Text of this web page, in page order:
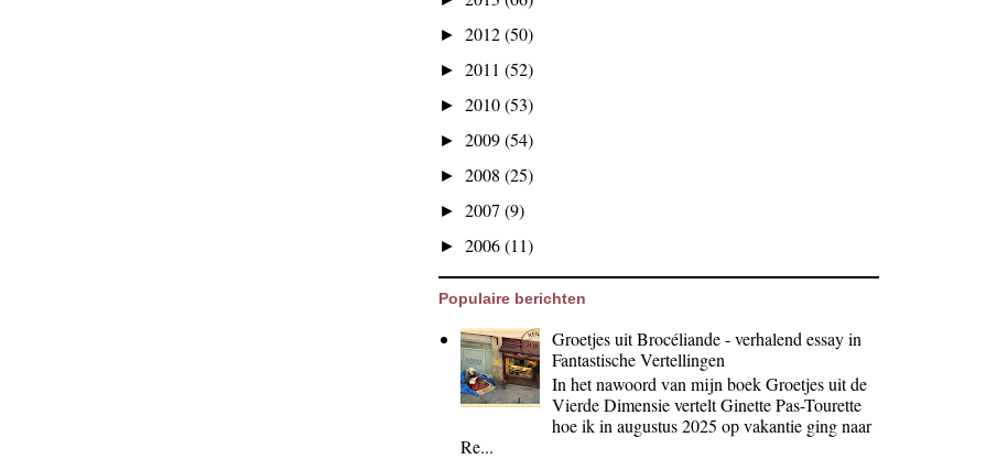
► 2012(50)
► 2011 (52)
► 2010(53)
► 2009(54)
► 2008 (25)
► 2007 (9)
► 2006(11)
Populaire berichten
Groetjes uit Brocéliande - verhalend essay in
Fantastische Vertellingen
In het nawoord van mijn boek Groetjes uit de
Vierde Dimensie vertelt Ginette Pas-Tourette
hoe ik in augustus 2025 op vakantie ging naar
Re...